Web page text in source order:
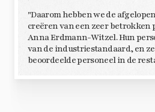
"Daarom hebben we de
creëren van een zeer betrokken
Anna Erdmann-Witzel. Hun
van de industriestandaard, en
beoordeelde personeel in de